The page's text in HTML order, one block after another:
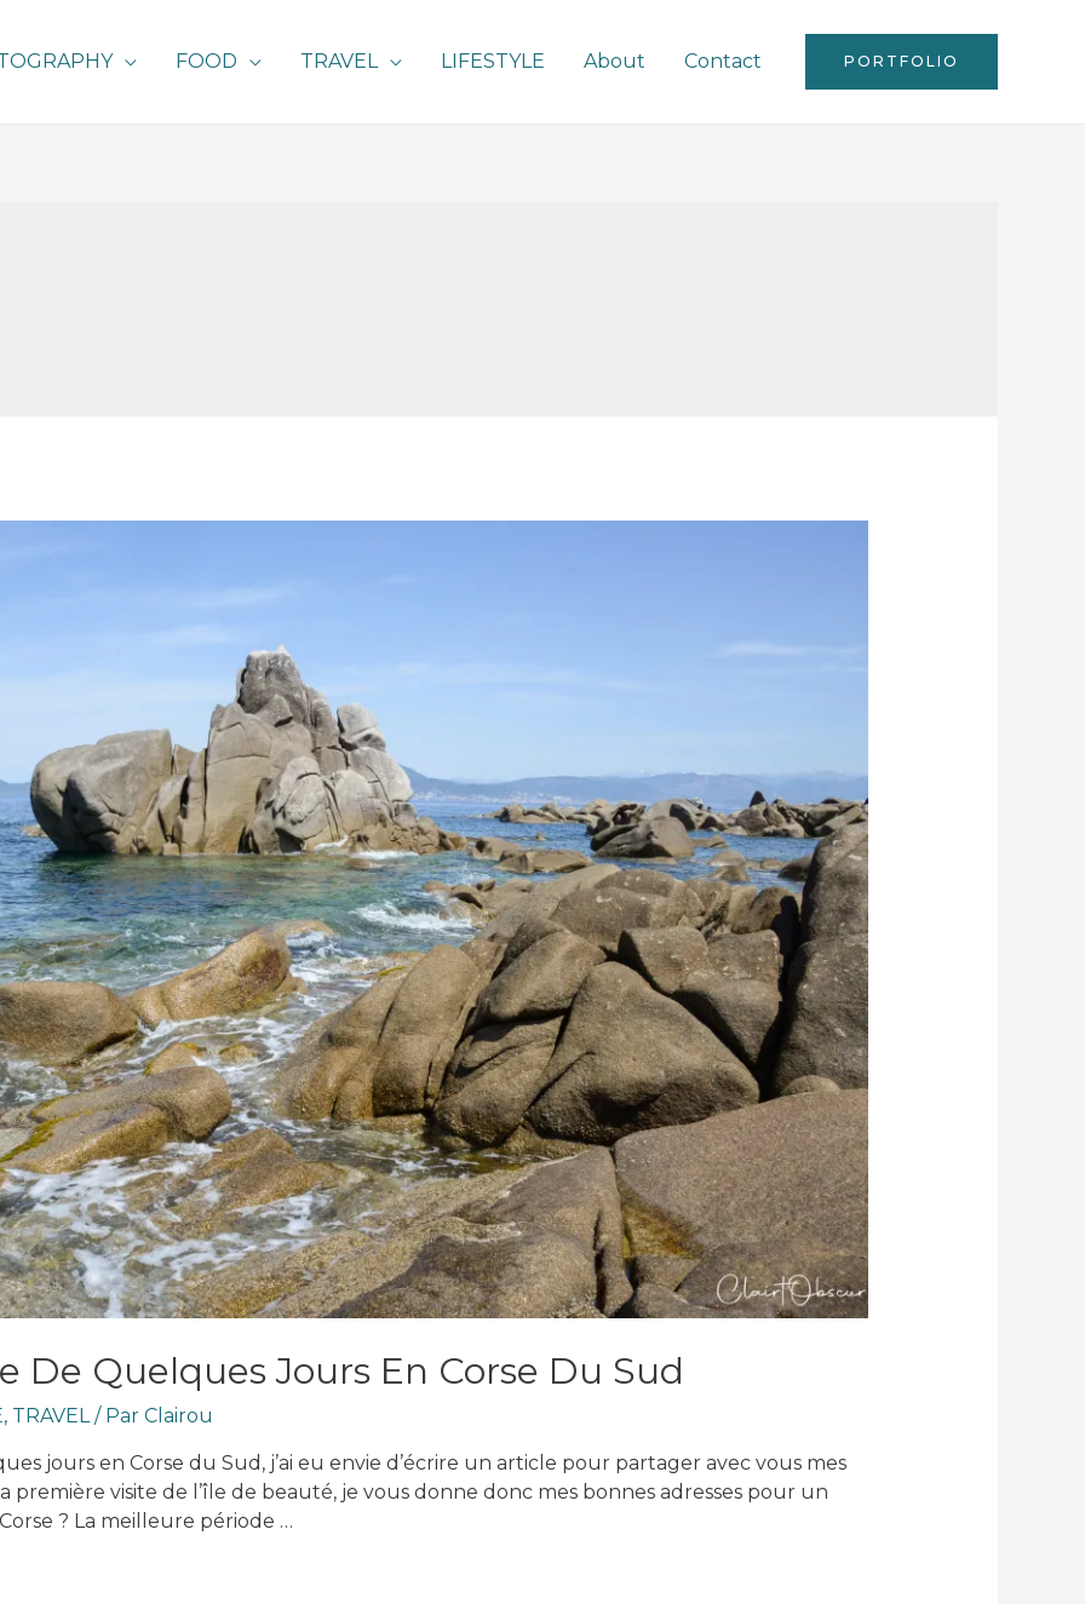
FOOD TRAVEL LIFESTYLE About Contact PORTFOLIO
De Quelques Jours En Corse Du Sud
, TRAVEL / Par Clairou
jours en Corse du Sud, j’ai eu envie d’écrire un article pour partager avec vous mes
première visite de l’île de beauté, je vous donne donc mes bonnes adresses pour un
? La meilleure période …